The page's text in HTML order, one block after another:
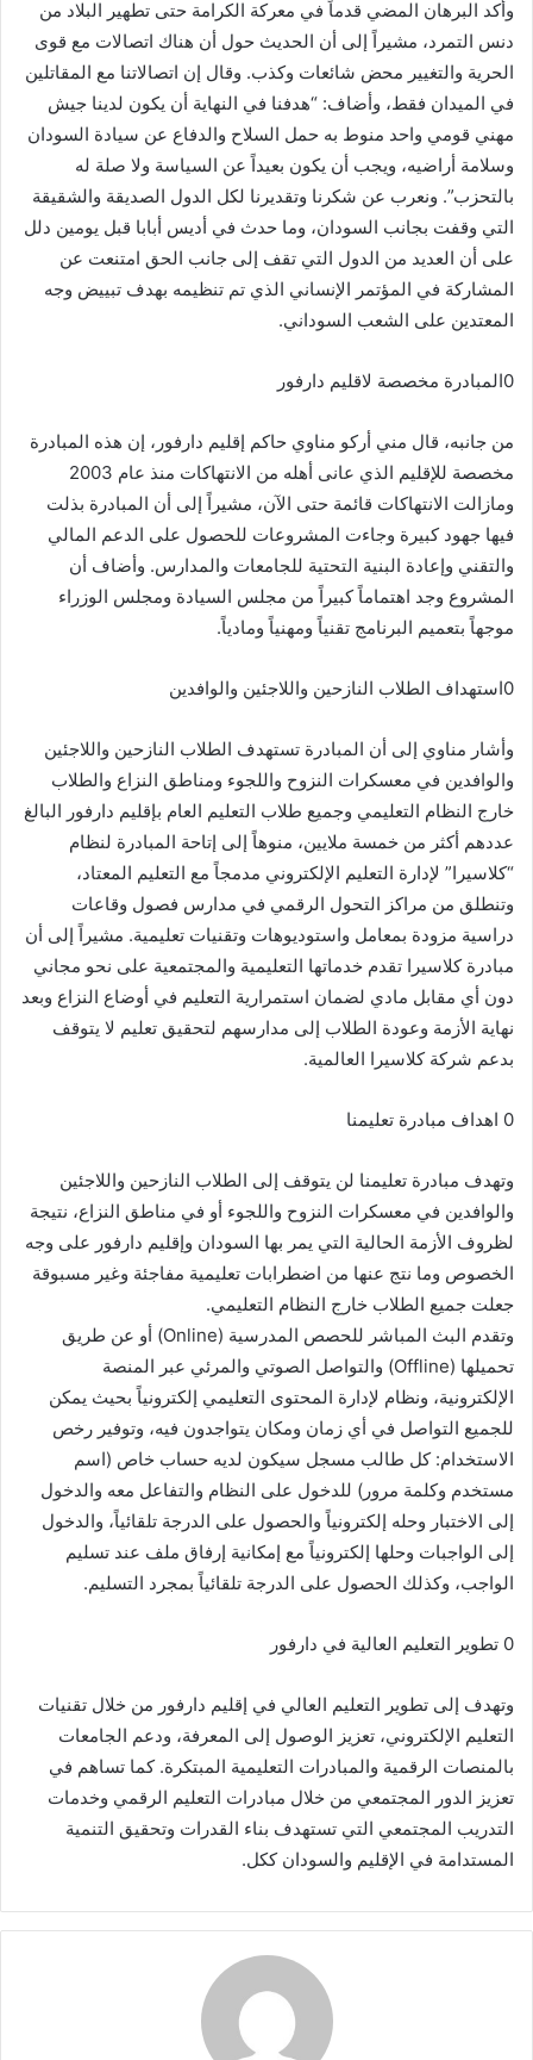
وأكد البرهان المضي قدماً في معركة الكرامة حتى تطهير البلاد من
دنس التمرد، مشيراً إلى أن الحديث حول أن هناك اتصالات مع قوى
الحرية والتغيير محض شائعات وكذب. وقال إن اتصالاتنا مع المقاتلين
في الميدان فقط، وأضاف: “هدفنا في النهاية أن يكون لدينا جيش
مهني قومي واحد منوط به حمل السلاح والدفاع عن سيادة السودان
وسلامة أراضيه، ويجب أن يكون بعيداً عن السياسة ولا صلة له
بالتحزب”. ونعرب عن شكرنا وتقديرنا لكل الدول الصديقة والشقيقة
التي وقفت بجانب السودان، وما حدث في أديس أبابا قبل يومين دلل
على أن العديد من الدول التي تقف إلى جانب الحق امتنعت عن
المشاركة في المؤتمر الإنساني الذي تم تنظيمه بهدف تبييض وجه
المعتدين على الشعب السوداني.
0المبادرة مخصصة لاقليم دارفور
من جانبه، قال مني أركو مناوي حاكم إقليم دارفور، إن هذه المبادرة
مخصصة للإقليم الذي عانى أهله من الانتهاكات منذ عام 2003
ومازالت الانتهاكات قائمة حتى الآن، مشيراً إلى أن المبادرة بذلت
فيها جهود كبيرة وجاءت المشروعات للحصول على الدعم المالي
والتقني وإعادة البنية التحتية للجامعات والمدارس. وأضاف أن
المشروع وجد اهتماماً كبيراً من مجلس السيادة ومجلس الوزراء
موجهاً بتعميم البرنامج تقنياً ومهنياً ومادياً.
0استهداف الطلاب النازحين واللاجئين والوافدين
وأشار مناوي إلى أن المبادرة تستهدف الطلاب النازحين واللاجئين
والوافدين في معسكرات النزوح واللجوء ومناطق النزاع والطلاب
خارج النظام التعليمي وجميع طلاب التعليم العام بإقليم دارفور البالغ
عددهم أكثر من خمسة ملايين، منوهاً إلى إتاحة المبادرة لنظام
“كلاسيرا” لإدارة التعليم الإلكتروني مدمجاً مع التعليم المعتاد،
وتنطلق من مراكز التحول الرقمي في مدارس فصول وقاعات
دراسية مزودة بمعامل واستوديوهات وتقنيات تعليمية. مشيراً إلى أن
مبادرة كلاسيرا تقدم خدماتها التعليمية والمجتمعية على نحو مجاني
دون أي مقابل مادي لضمان استمرارية التعليم في أوضاع النزاع وبعد
نهاية الأزمة وعودة الطلاب إلى مدارسهم لتحقيق تعليم لا يتوقف
بدعم شركة كلاسيرا العالمية.
0 اهداف مبادرة تعليمنا
وتهدف مبادرة تعليمنا لن يتوقف إلى الطلاب النازحين واللاجئين
والوافدين في معسكرات النزوح واللجوء أو في مناطق النزاع، نتيجة
لظروف الأزمة الحالية التي يمر بها السودان وإقليم دارفور على وجه
الخصوص وما نتج عنها من اضطرابات تعليمية مفاجئة وغير مسبوقة
جعلت جميع الطلاب خارج النظام التعليمي.
وتقدم البث المباشر للحصص المدرسية (Online) أو عن طريق
تحميلها (Offline) والتواصل الصوتي والمرئي عبر المنصة
الإلكترونية، ونظام لإدارة المحتوى التعليمي إلكترونياً بحيث يمكن
للجميع التواصل في أي زمان ومكان يتواجدون فيه، وتوفير رخص
الاستخدام: كل طالب مسجل سيكون لديه حساب خاص (اسم
مستخدم وكلمة مرور) للدخول على النظام والتفاعل معه والدخول
إلى الاختبار وحله إلكترونياً والحصول على الدرجة تلقائياً، والدخول
إلى الواجبات وحلها إلكترونياً مع إمكانية إرفاق ملف عند تسليم
الواجب، وكذلك الحصول على الدرجة تلقائياً بمجرد التسليم.
0 تطوير التعليم العالية في دارفور
وتهدف إلى تطوير التعليم العالي في إقليم دارفور من خلال تقنيات
التعليم الإلكتروني، تعزيز الوصول إلى المعرفة، ودعم الجامعات
بالمنصات الرقمية والمبادرات التعليمية المبتكرة. كما تساهم في
تعزيز الدور المجتمعي من خلال مبادرات التعليم الرقمي وخدمات
التدريب المجتمعي التي تستهدف بناء القدرات وتحقيق التنمية
المستدامة في الإقليم والسودان ككل.